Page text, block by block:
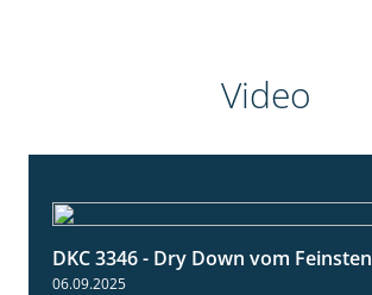
Video
DKC 3346 - Dry Down vom Feinsten
06.09.2025